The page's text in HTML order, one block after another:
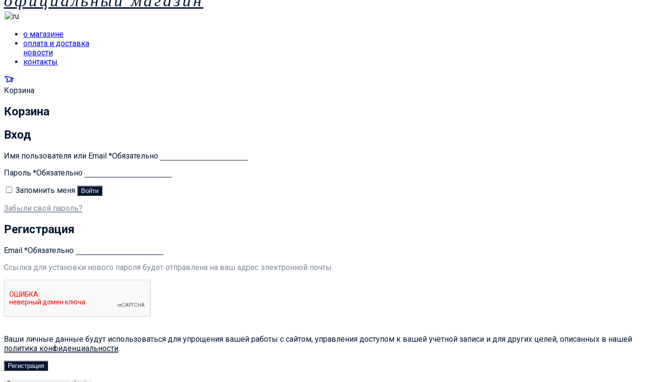
о магазине
оплата и доставка
новости
контакты
Корзина
Корзина
Вход
Имя пользователя или Email *Обязательно
Пароль *Обязательно
Запомнить меня
Войти
Забыли свой пароль?
Регистрация
Email *Обязательно
Ссылка для установки нового пароля будет отправлена ​​на ваш адрес электронной почты.
Ваши личные данные будут использоваться для упрощения вашей работы с сайтом, управления доступом к вашей учётной записи и для других целей, описанных в нашей
политика конфиденциальности.
Регистрация